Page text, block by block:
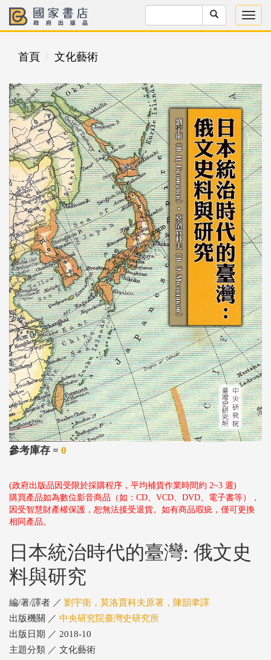
首頁 文化藝術
參考庫存 = 0
(政府出版品因受限於採購程序，平均補貨作業時間約 2~3 週)
購買產品如為數位影音商品（如：CD、VCD、DVD、電子書等），
因受智慧財產權保護，恕無法接受退貨。如有商品瑕疵，僅可更換
相同產品。
日本統治時代的臺灣: 俄文史
料與研究
編/著/譯者 ／ 劉宇衛，莫洛賈科夫原著，陳韻聿譯
出版機關 ／ 中央研究院臺灣史研究所
出版日期 ／ 2018-10
主題分類 ／ 文化藝術